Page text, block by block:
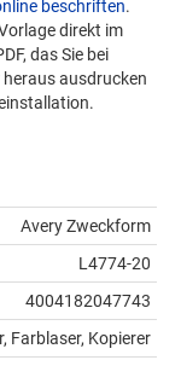
beschriften.
direkt im
das Sie bei
ausdrucken
Avery Zweckform
L4774-20
4004182047743
Farblaser, Kopierer